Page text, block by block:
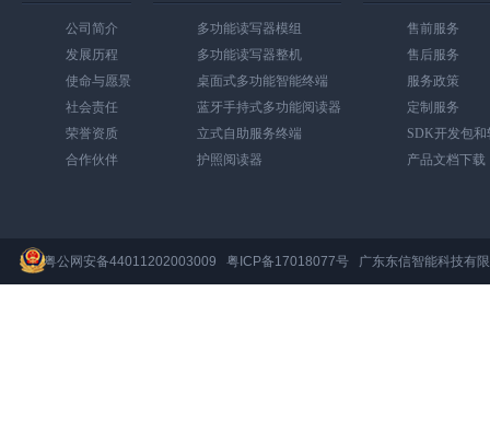
公司简介
发展历程
使命与愿景
社会责任
荣誉资质
合作伙伴
多功能读写器模组
多功能读写器整机
桌面式多功能智能终端
蓝牙手持式多功能阅读器
立式自助服务终端
护照阅读器
售前服务
售后服务
服务政策
定制服务
SDK开发包
产品文档下载
粤公网安备44011202003009 粤ICP备17018077号 广东东信智能科技有